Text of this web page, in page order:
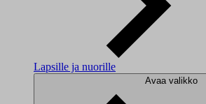
Lapsille ja nuorille
Avaa valikko